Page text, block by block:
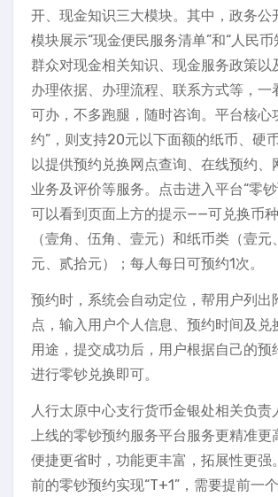
开、现金知识三大模块。其中，政务公
模块展示“现金便民服务清单”和“人民币
群众对现金相关知识、现金服务政策以
办理依据、办理流程、联系方式等，一
可办，不多跑腿，随时咨询。平台核心
约”，则支持20元以下面额的纸币、硬
以提供预约兑换网点查询、在线预约、
业务及评价等服务。点击进入平台“零钞
可以看到页面上方的提示——可兑换币
（壹角、伍角、壹元）和纸币类（壹元
元、贰拾元）；每人每日可预约1次。
预约时，系统会自动定位，帮用户列出
点，输入用户个人信息、预约时间及兑
用途，提交成功后，用户根据自己的预
进行零钞兑换即可。
人行太原中心支行货币金银处相关负责
上线的零钞预约服务平台服务更精准更
便捷更省时，功能更丰富，拓展性更强
前的零钞预约实现“T+1”，需要提前一